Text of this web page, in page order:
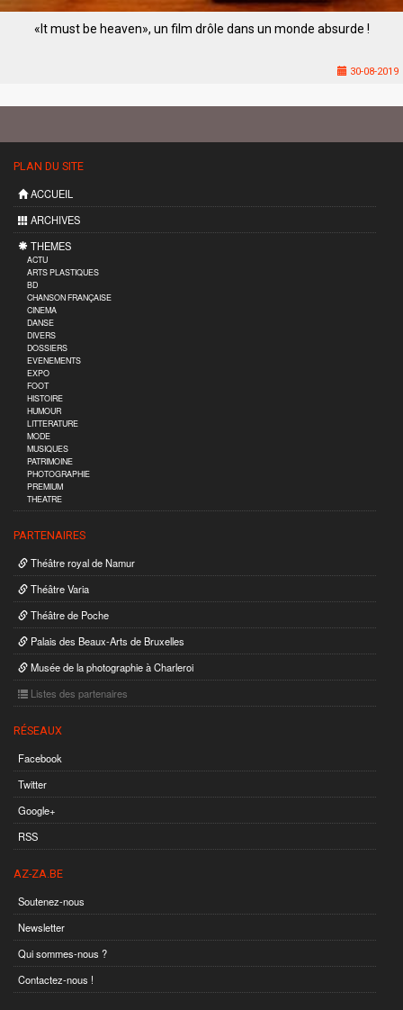
«It must be heaven», un film drôle dans un monde absurde !
30-08-2019
PLAN DU SITE
ACCUEIL
ARCHIVES
THEMES
ACTU
ARTS PLASTIQUES
BD
CHANSON FRANÇAISE
CINEMA
DANSE
DIVERS
DOSSIERS
EVENEMENTS
EXPO
FOOT
HISTOIRE
HUMOUR
LITTERATURE
MODE
MUSIQUES
PATRIMOINE
PHOTOGRAPHIE
PREMIUM
THEATRE
PARTENAIRES
Théâtre royal de Namur
Théâtre Varia
Théâtre de Poche
Palais des Beaux-Arts de Bruxelles
Musée de la photographie à Charleroi
Listes des partenaires
RÉSEAUX
Facebook
Twitter
Google+
RSS
AZ-ZA.BE
Soutenez-nous
Newsletter
Qui sommes-nous ?
Contactez-nous !